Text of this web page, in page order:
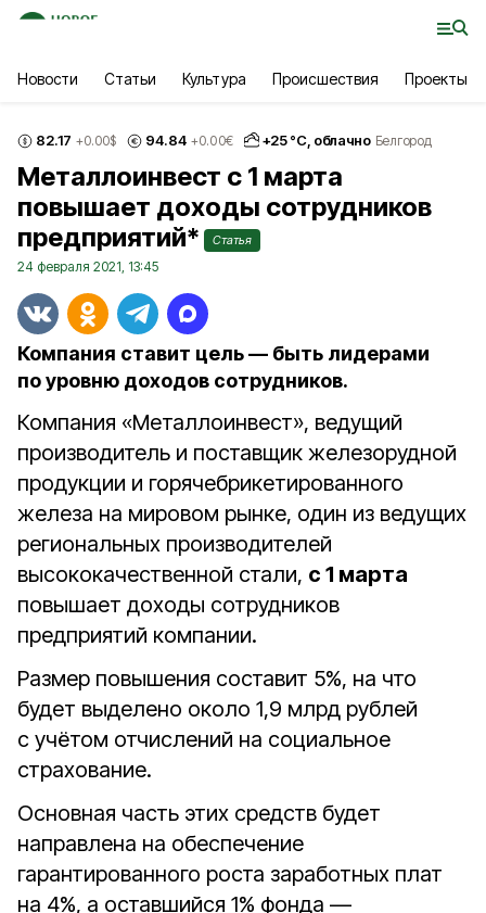
Новости Статьи Культура Происшествия Проекты
82.17 +0.00$ 94.84 +0.00€ +25°С, облачно Белгород
Металлоинвест с 1 марта
повышает доходы сотрудников
предприятий*
Статья
24 февраля 2021, 13:45
Компания ставит цель — быть лидерами
по уровню доходов сотрудников.
Компания «Металлоинвест», ведущий
производитель и поставщик железорудной
продукции и горячебрикетированного
железа на мировом рынке, один из ведущих
региональных производителей
высококачественной стали, с 1 марта
повышает доходы сотрудников
предприятий компании.
Размер повышения составит 5%, на что
будет выделено около 1,9 млрд рублей
с учётом отчислений на социальное
страхование.
Основная часть этих средств будет
направлена на обеспечение
гарантированного роста заработных плат
на 4%, а оставшийся 1% фонда —